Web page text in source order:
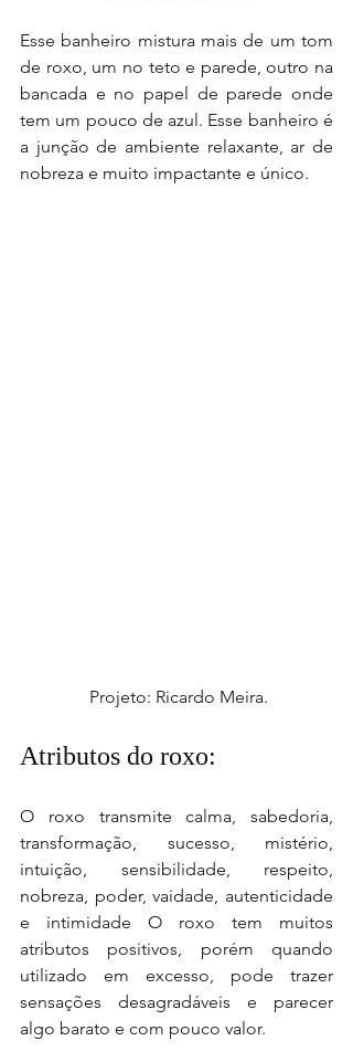
Esse banheiro mistura mais de um tom
de roxo, um no teto e parede, outro na
bancada e no papel de parede onde
tem um pouco de azul. Esse banheiro é
a junção de ambiente relaxante, ar de
nobreza e muito impactante e único.
Projeto: Ricardo Meira.
Atributos do roxo:
O roxo transmite calma, sabedoria,
transformação, sucesso, mistério,
intuição, sensibilidade, respeito,
nobreza, poder, vaidade, autenticidade
e intimidade O roxo tem muitos
atributos positivos, porém quando
utilizado em excesso, pode trazer
sensações desagradáveis e parecer
algo barato e com pouco valor.